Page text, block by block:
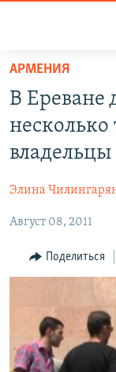
Перейти
основному
содержанию
основной
Перейти
поиску
НОВОСТИ
ЭКОНОМИКА
РЕГИОН
НАГОРНЫЙ
СПОРТ
АРХИВ
АРМЕНИЯ
В Ереване
несколько
Элина
Август 08, 2011
Поделиться